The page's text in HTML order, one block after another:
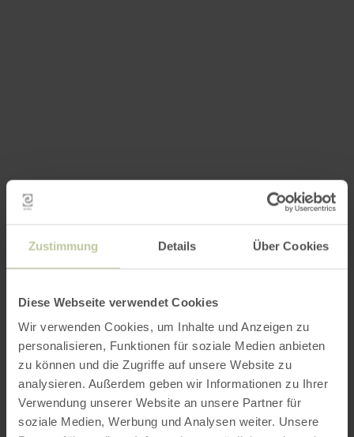
Zustimmung Details Über Cookies
Diese Webseite verwendet Cookies
Wir verwenden Cookies, um Inhalte und Anzeigen zu
personalisieren, Funktionen für soziale Medien anbieten
zu können und die Zugriffe auf unsere Website zu
analysieren. Außerdem geben wir Informationen zu Ihrer
Verwendung unserer Website an unsere Partner für
soziale Medien, Werbung und Analysen weiter. Unsere